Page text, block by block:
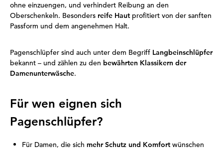
ohne einzuengen, und verhindert Reibung an den
Oberschenkeln. Besonders reife Haut profitiert von der sanften
Passform und dem angenehmen Halt.
Pagenschlüpfer sind auch unter dem Begriff Langbeinschlüpfer
bekannt – und zählen zu den bewährten Klassikern der
Damenunterwäsche.
Für wen eignen sich
Pagenschlüpfer?
Für Damen, die sich mehr Schutz und Komfort wünschen